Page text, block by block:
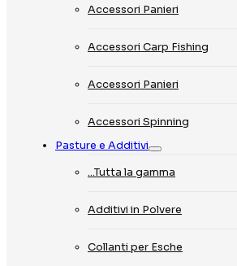
Accessori Panieri
Accessori Carp Fishing
Accessori Panieri
Accessori Spinning
Pasture e Additivi
…Tutta la gamma
Additivi in Polvere
Collanti per Esche